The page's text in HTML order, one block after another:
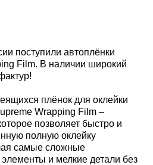
поступили автоплёнки
Film. В наличии широкий
плёнок для оклейки
Wrapping Film –
позволяет быстро и
полную оклейку
самые сложные
и мелкие детали без